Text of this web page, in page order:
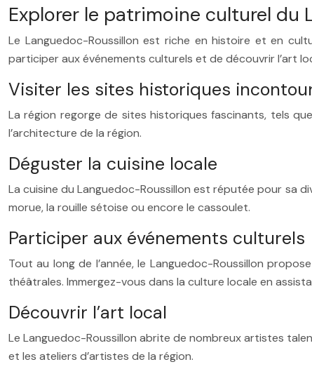
Explorer le patrimoine culturel du
Le Languedoc-Roussillon est riche en histoire et en
participer aux événements culturels et de découvrir l’art
Visiter les sites historiques
La région regorge de sites historiques fascinants, tels
l’architecture de la région.
Déguster la cuisine locale
La cuisine du Languedoc-Roussillon est réputée pour sa
morue, la rouille sétoise ou encore le cassoulet.
Participer aux événements culturels
Tout au long de l’année, le Languedoc-Roussillon
théâtrales. Immergez-vous dans la culture locale en
Découvrir l’art local
Le Languedoc-Roussillon abrite de nombreux artistes
et les ateliers d’artistes de la région.